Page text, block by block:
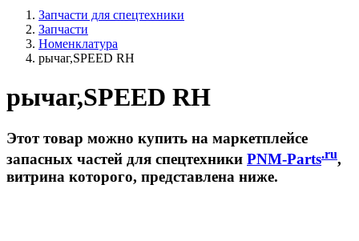
Запчасти для спецтехники
Запчасти
Номенклатура
рычаг,SPEED RH
рычаг,SPEED RH
Этот товар можно купить на маркетплейсе
запасных частей для спецтехники PNM-Parts.ru,
витрина которого, представлена ниже.